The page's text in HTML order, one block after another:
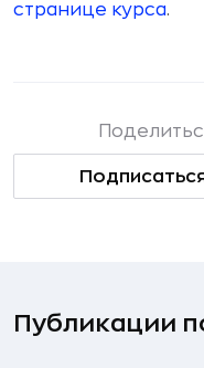
странице курса.
Публикации